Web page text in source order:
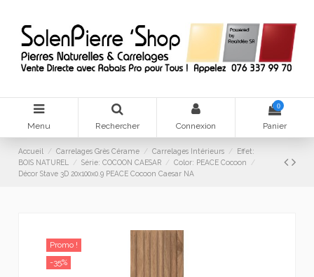
Menu Rechercher Connexion
0
Panier
Accueil Carrelages Grès Cérame Carrelages Intérieurs
Effet:
BOIS NATUREL
Série: COCOON CAESAR
Color: PEACE Cocoon
Décor Stave 3D 20x100x0.9 PEACE Cocoon Caesar NA
Promo !
-35%